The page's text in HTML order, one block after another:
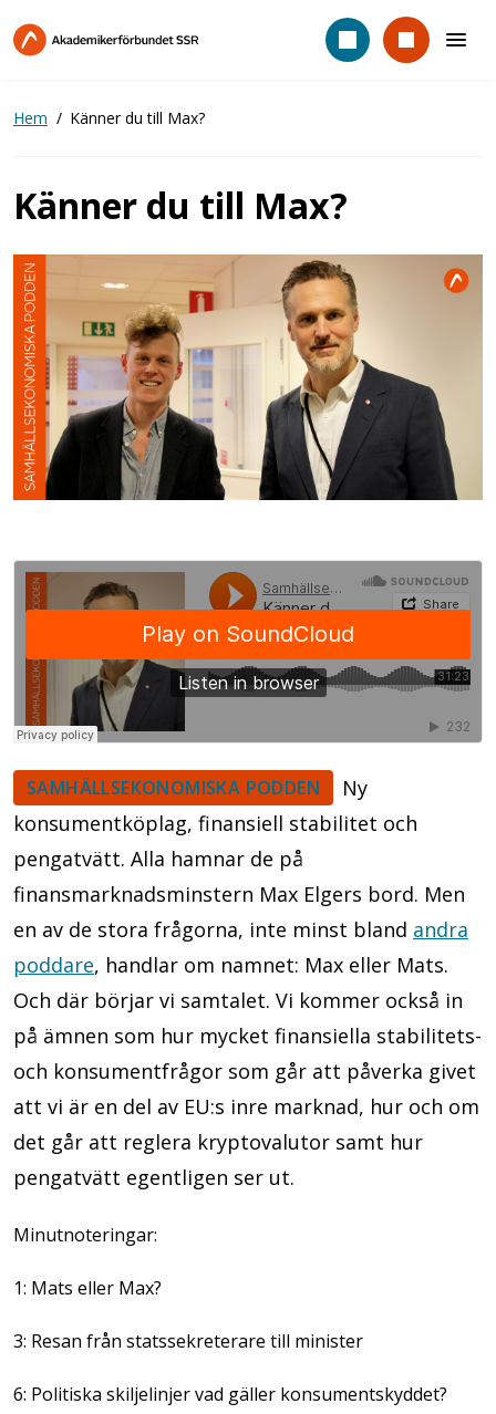
till
Hem Känner du till Max?
Känner du till Max?
SAMHÄLLSEKONOMISKA PODDEN
Ny
konsumentköplag, finansiell stabilitet och
pengatvätt. Alla hamnar de på
finansmarknadsminstern Max Elgers bord. Men
en av de stora frågorna, inte minst bland andra
poddare, handlar om namnet: Max eller Mats.
Och där börjar vi samtalet. Vi kommer också in
på ämnen som hur mycket finansiella stabilitets-
och konsumentfrågor som går att påverka givet
att vi är en del av EU:s inre marknad, hur och om
det går att reglera kryptovalutor samt hur
pengatvätt egentligen ser ut.
Minutnoteringar:
1: Mats eller Max?
3: Resan från statssekreterare till minister
6: Politiska skiljelinjer vad gäller konsumentskyddet?